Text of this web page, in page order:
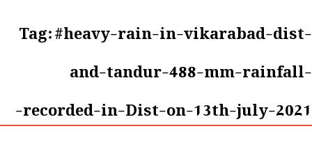
Tag:#heavy-rain-in-vikarabad-dist-
and-tandur-488-mm-rainfall-
recorded-in-Dist-on-13th-july-2021-